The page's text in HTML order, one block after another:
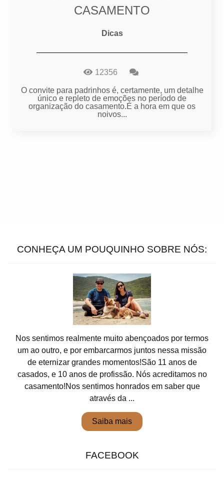
CASAMENTO
Dicas
12356
O convite para padrinhos é, certamente, um detalhe
único e repleto de emoções no período de
organização do casamento.É a hora em que os
noivos...
CONHEÇA UM POUQUINHO SOBRE NÓS:
Nos sentimos realmente muito abençoados por termos
um ao outro, e por embarcarmos juntos nessa missão
de eternizar grandes momentos!São 11 anos de
casados, e 10 anos de profissão. Nós acreditamos no
casamento!Nos sentimos honrados em saber que
através da ...
Saiba mais
FACEBOOK